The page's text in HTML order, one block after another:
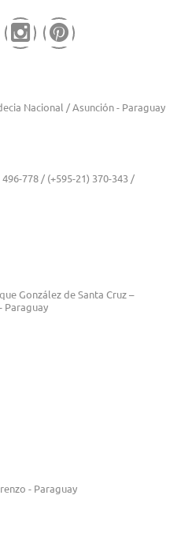
Nacional / Asunción - Paraguay
778 / (+595-21) 370-343 /
González de Santa Cruz –
Paraguay
- Paraguay